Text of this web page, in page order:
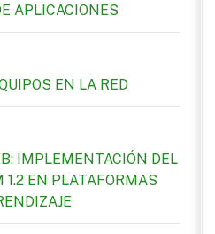
APLICACIONES
EN LA RED
IMPLEMENTACIÓN DEL
1.2 EN PLATAFORMAS